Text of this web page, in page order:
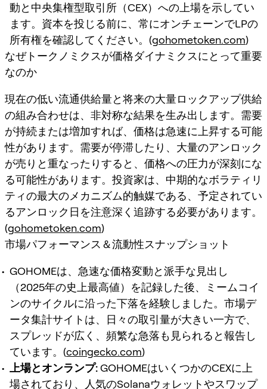
動と中央集権型取引所（CEX）への上場を示してい
ます。資本を投じる前に、常にオンチェーンでLPの
所有権を確認してください。(gohometoken.com)
なぜトークノミクスが価格ダイナミクスにとって重要
なのか
現在の低い流通供給量と将来の大量ロックアップ供給
の組み合わせは、非対称な結果を生み出します。需要
が持続または増加すれば、価格は急速に上昇する可能
性があります。需要が停滞したり、大量のアンロック
が売りと重なったりすると、価格への圧力が深刻にな
る可能性があります。投資家は、中期的なボラティリ
ティの最大のメカニズム的触媒である、予定されてい
るアンロック日を注意深く追跡する必要があります。
(gohometoken.com)
市場パフォーマンス＆流動性スナップショット
GOHOMEは、急速な価格変動と派手な見出し
（2025年の史上最高値）を記録した後、ミームコイ
ンのサイクルに沿った下落を経験しました。市場デ
ータ集計サイトは、日々の取引量が大きい一方で、
スプレッドが広く、頻繁な急落も見られると報告し
ています。(coingecko.com)
上場とオンランプ:GOHOMEはいくつかのCEXに上
場されており、人気のSolanaウォレットやスワップ